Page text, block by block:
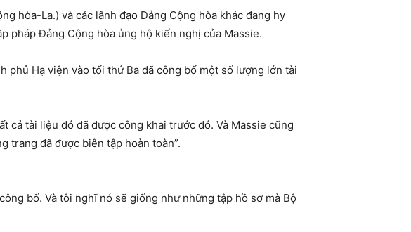
hòa-La.) và các lãnh đạo Đảng Cộng hòa khác đang hy
pháp Đảng Cộng hòa ủng hộ kiến ​​nghị của Massie.
phủ Hạ viện vào tối thứ Ba đã công bố một số lượng lớn tài
cả tài liệu đó đã được công khai trước đó. Và Massie cũng
trang đã được biên tập hoàn toàn”.
bố. Và tôi nghĩ nó sẽ giống như những tập hồ sơ mà Bộ